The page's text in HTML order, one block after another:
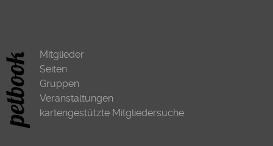
Mitglieder
Seiten
Gruppen
Veranstaltungen
kartengestützte Mitgliedersuche